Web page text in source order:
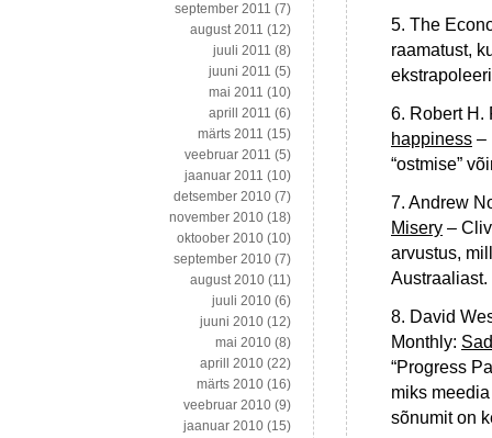
5. The
raamatust,
6. Robert H.
happiness –
“ostmise”
7. Andrew
Misery –
arvustus,
Austraaliast.
8. David
Monthly:
“Progress
miks
sõnumit on
september 2011 (7)
august 2011 (12)
juuli 2011 (8)
juuni 2011 (5)
mai 2011 (10)
aprill 2011 (6)
märts 2011 (15)
veebruar 2011 (5)
jaanuar 2011 (10)
detsember 2010 (7)
november 2010 (18)
oktoober 2010 (10)
september 2010 (7)
august 2010 (11)
juuli 2010 (6)
juuni 2010 (12)
mai 2010 (8)
aprill 2010 (22)
märts 2010 (16)
veebruar 2010 (9)
jaanuar 2010 (15)